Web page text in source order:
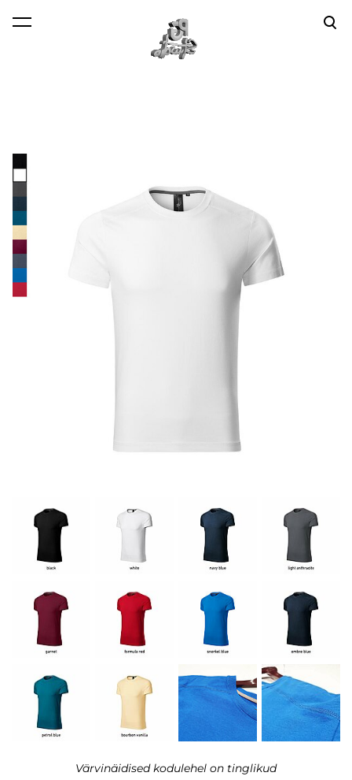
lisati ostukorvi. Vaata ostukorvi
Värvinäidised kodulehel on tinglikud